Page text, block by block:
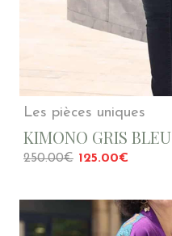
Les pièces uniques
KIMONO GRIS BLEU
250.00€ 125.00€